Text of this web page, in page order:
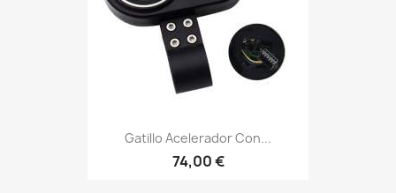
Gatillo Acelerador Con...
74,00 €